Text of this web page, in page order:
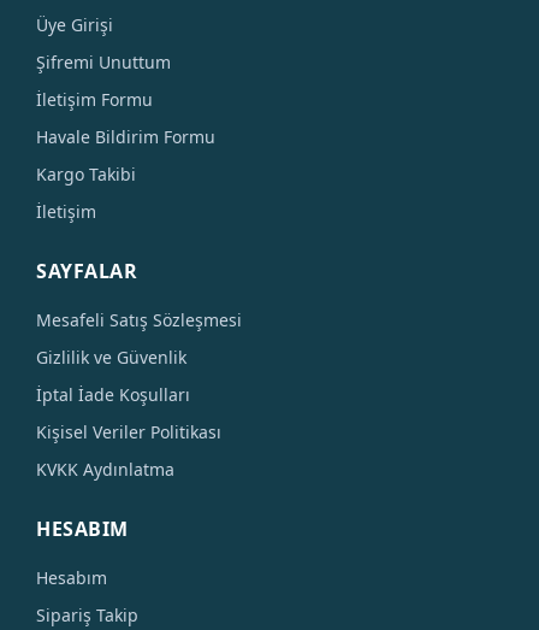
Üye Girişi
Şifremi Unuttum
İletişim Formu
Havale Bildirim Formu
Kargo Takibi
İletişim
SAYFALAR
Mesafeli Satış Sözleşmesi
Gizlilik ve Güvenlik
İptal İade Koşulları
Kişisel Veriler Politikası
KVKK Aydınlatma
HESABIM
Hesabım
Sipariş Takip